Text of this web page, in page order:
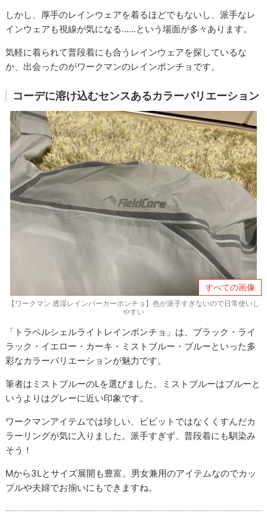
しかし、厚手のレインウェアを着るほどでもないし、派手なレ
インウェアも視線が気になる......という場面が多々あります。
気軽に着られて普段着にも合うレインウェアを探しているな
か、出会ったのがワークマンのレインポンチョです。
コーデに溶け込むセンスあるカラーバリエーション
すべての画像
【ワークマン 透湿レインパーカーポンチョ】色が派手すぎないので日常使いし
やすい
「トラベルシェルライトレインポンチョ」は、ブラック・ライ
ラック・イエロー・カーキ・ミストブルー・ブルーといった多
彩なカラーバリエーションが魅力です。
筆者はミストブルーのLを選びました。ミストブルーはブルーと
いうよりはグレーに近い印象です。
ワークマンアイテムでは珍しい、ビビットではなくくすんだカ
ラーリングが気に入りました。派手すぎず、普段着にも馴染み
そう！
Mから3Lとサイズ展開も豊富。男女兼用のアイテムなのでカッ
プルや夫婦でお揃いにもできますね。